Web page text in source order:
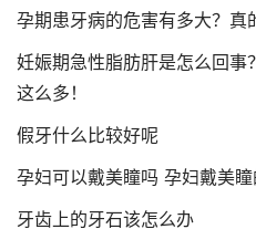
孕期患牙病的危害有多大？真
妊娠期急性脂肪肝是怎么回
这么多！
假牙什么比较好呢
孕妇可以戴美瞳吗 孕妇戴美
牙齿上的牙石该怎么办